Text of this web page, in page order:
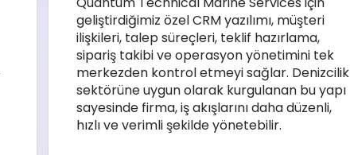
geliştirdiğimiz özel CRM yazılımı, müşteri
ilişkileri, talep süreçleri, teklif hazırlama,
sipariş takibi ve operasyon yönetimini tek
merkezden kontrol etmeyi sağlar. Denizcilik
sektörüne uygun olarak kurgulanan bu yapı
sayesinde firma, iş akışlarını daha düzenli,
hızlı ve verimli şekilde yönetebilir.